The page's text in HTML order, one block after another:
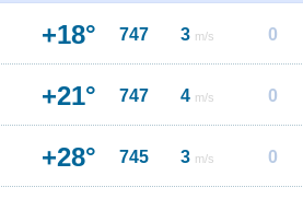
+18° 747 3 m/s 0
+21° 747 4 m/s 0
+28° 745 3 m/s 0